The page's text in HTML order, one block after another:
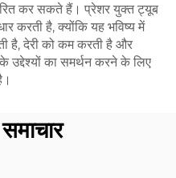
कर सकते हैं। प्रेशर युक्त ट्यूब
करती है, क्योंकि यह भविष्य में
है, देरी को कम करती है और
उद्देश्यों का समर्थन करने के लिए